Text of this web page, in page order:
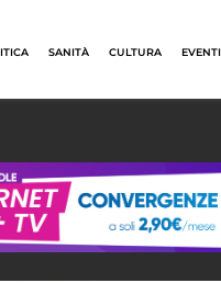
SANITÀ CULTURA EVENTI